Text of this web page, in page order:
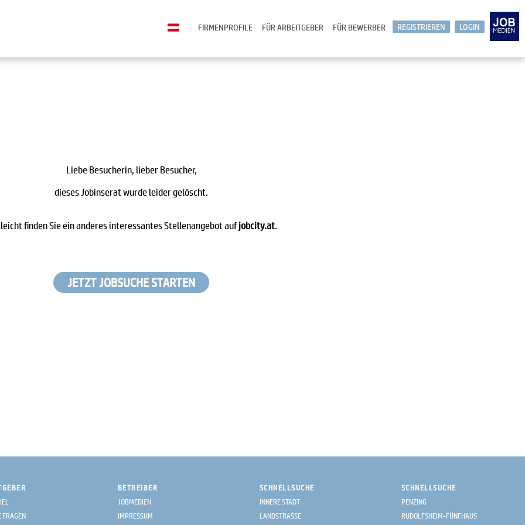
LOGIN
REGISTRIEREN
FÜR BEWERBER
FÜR ARBEITGEBER
FIRMENPROFILE
Liebe Besucherin, lieber Besucher,
dieses Jobinserat wurde leider gelöscht.
finden Sie ein anderes interessantes Stellenangebot aufjobcity.at.
JETZT JOBSUCHE STARTEN
FRAGEN
BETREIBER
JOBMEDIEN
IMPRESSUM
SCHNELLSUCHE
INNERE STADT
LANDSTRASSE
SCHNELLSUCHE
PENZING
RUDOLFSHEIM-FÜNFHAUS